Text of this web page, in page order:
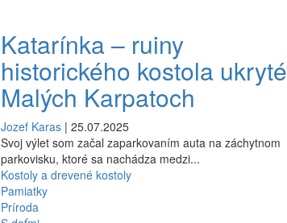
Katarínka – ruiny
historického kostola
Malých Karpatoch
Jozef Karas| 25.07.2025
Svoj výlet som začal zaparkovaním auta na záchytnom
parkovisku, ktoré sa nachádza medzi...
Kostoly a drevené kostoly
Pamiatky
Príroda